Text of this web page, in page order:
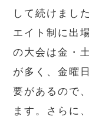
して続けまし
エイト制に出
の大会は金・
が多く、金曜
要があるので
ます。さらに